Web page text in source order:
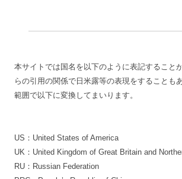
本サイトでは国名を以下のように表記すること
らの引用の関係で日米露等の表現をすることも
範囲で以下に変換してまいります。
US：United States of America
UK：United Kingdom of Great Britain and
RU：Russian Federation